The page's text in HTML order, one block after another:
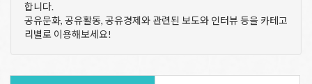
합니다.
공유문화, 공유활동, 공유경제와 관련된 보도와 인터뷰 등을 카테고
리별로 이용해보세요!